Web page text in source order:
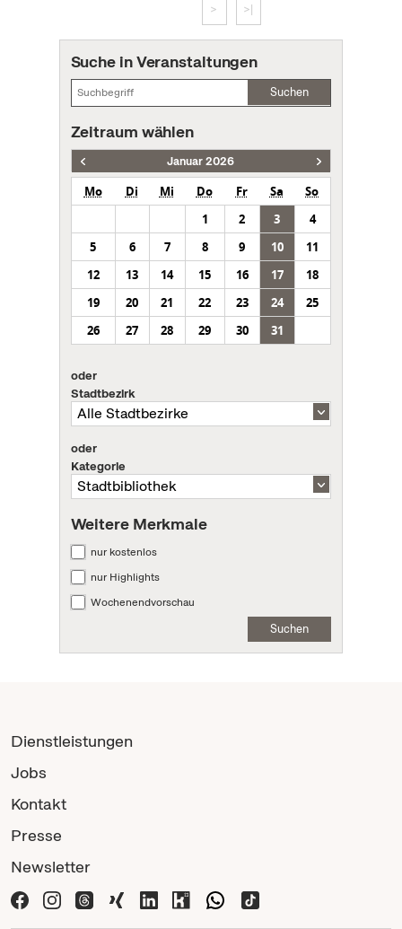
> >|
Suche in Veranstaltungen
Suchen
Zeitraum wählen
Januar 2026
Mo Di Mi Do Fr Sa
So
1
2 3
4
5
6 7 8 9 10
11
12
13 14 15 16 17
18
19
20 21 22 23 24
25
26
27 28 29 30 31
oder
Stadtbezirk
oder
Kategorie
Weitere Merkmale
nur kostenlos
nur Highlights
Wochenendvorschau
Suchen
Dienstleistungen
Jobs
Kontakt
Presse
Newsletter